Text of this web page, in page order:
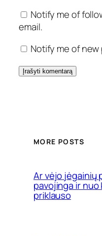
Notify me of
email.
Notify me of
MORE POSTS
Ar vėjo jėgainių
pavojinga ir nuo
priklauso